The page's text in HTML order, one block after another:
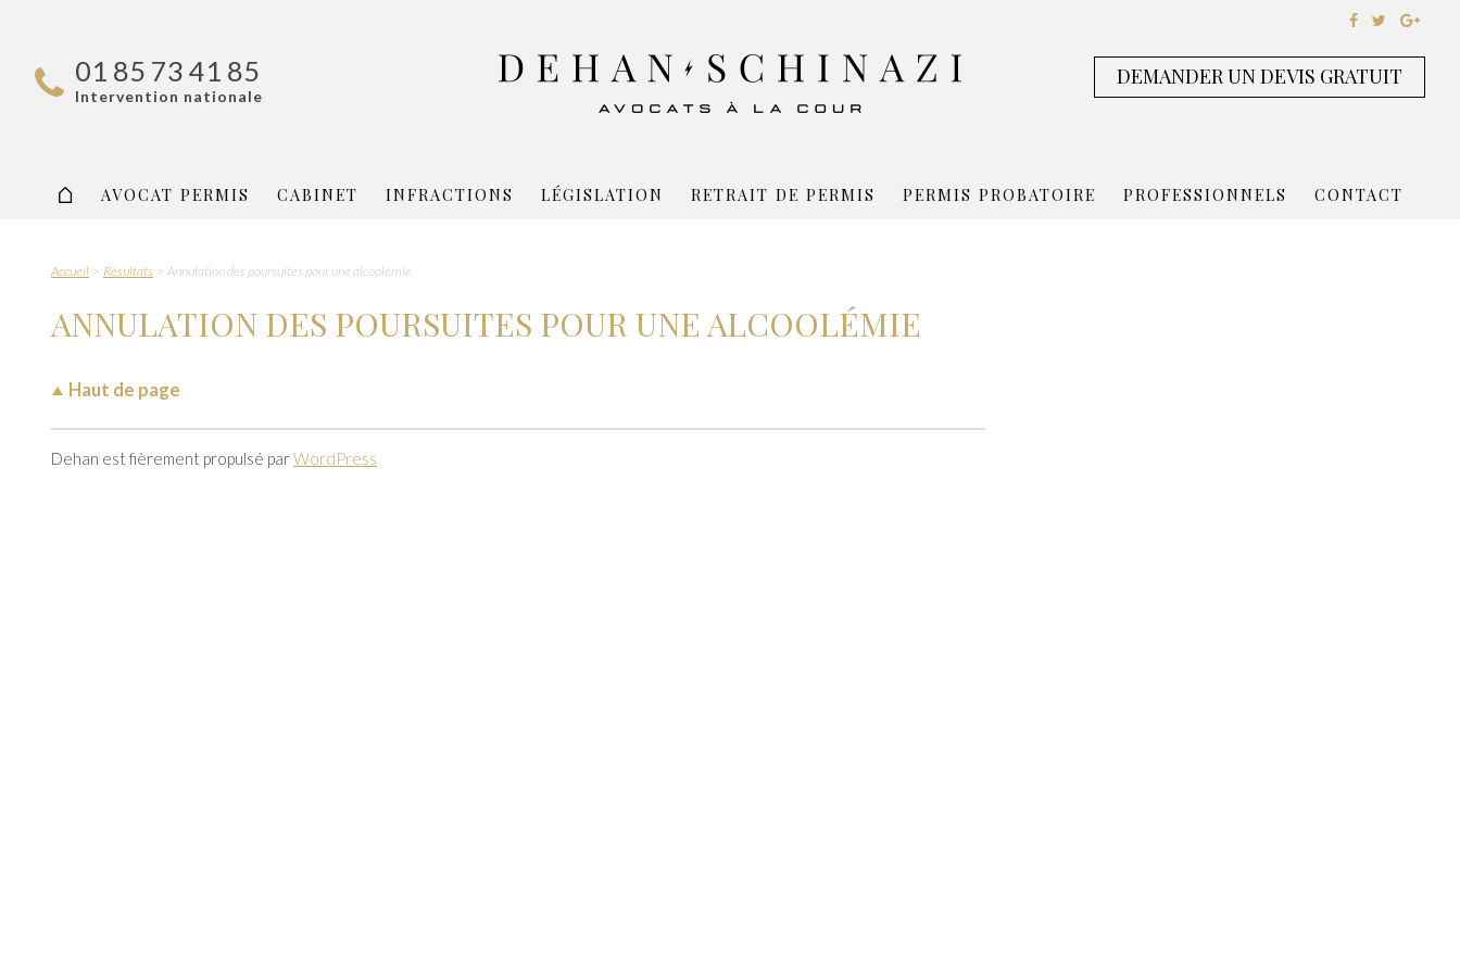
01 85 73 41 85
Intervention nationale
DEMANDER UN DEVIS GRATUIT
AVOCAT PERMIS CABINET INFRACTIONS LÉGISLATION RETRAIT DE PERMIS PERMIS PROBATOIRE PROFESSIONNELS CONTACT
Accueil Résultats Annulation des poursuites pour une alcoolémie
ANNULATION DES POURSUITES POUR UNE ALCOOLÉMIE
Haut de page
Dehan est fièrement propulsé parWordPress